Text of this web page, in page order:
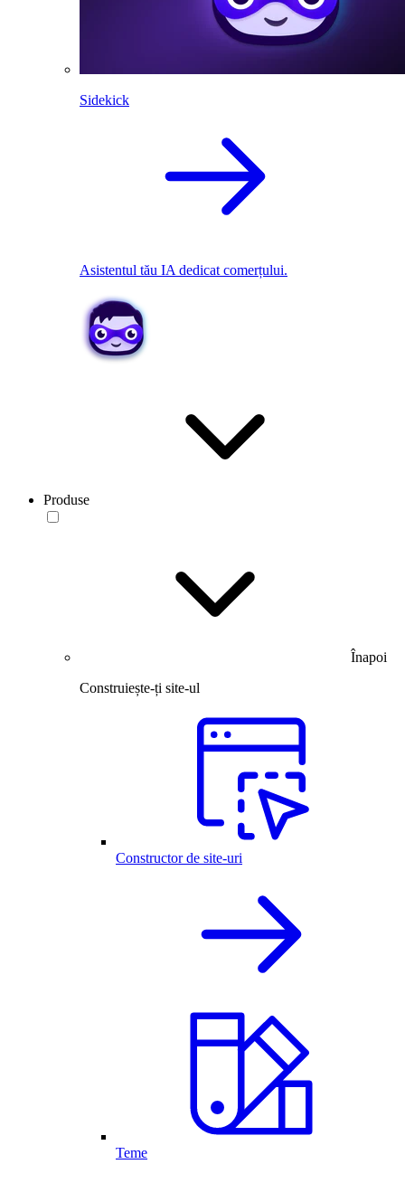
Sidekick
Asistentul tău IA dedicat comerțului.
Produse
Înapoi
Construiește-ți site-ul
Constructor de site-uri
Teme